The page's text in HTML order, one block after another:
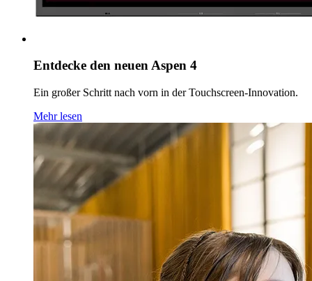
Entdecke den neuen Aspen 4
Ein großer Schritt nach vorn in der Touchscreen-Innovation.
Mehr lesen